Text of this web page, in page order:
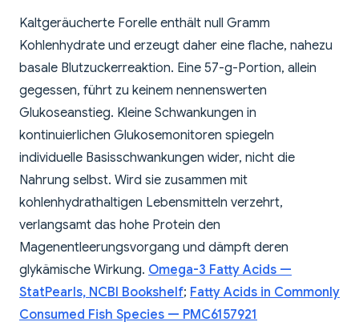
Kaltgeräucherte Forelle enthält null Gramm
Kohlenhydrate und erzeugt daher eine flache, nahezu
basale Blutzuckerreaktion. Eine 57-g-Portion, allein
gegessen, führt zu keinem nennenswerten
Glukoseanstieg. Kleine Schwankungen in
kontinuierlichen Glukosemonitoren spiegeln
individuelle Basisschwankungen wider, nicht die
Nahrung selbst. Wird sie zusammen mit
kohlenhydrathaltigen Lebensmitteln verzehrt,
verlangsamt das hohe Protein den
Magenentleerungsvorgang und dämpft deren
glykämische Wirkung. Omega-3 Fatty Acids —
StatPearls, NCBI Bookshelf; Fatty Acids in Commonly
Consumed Fish Species — PMC6157921